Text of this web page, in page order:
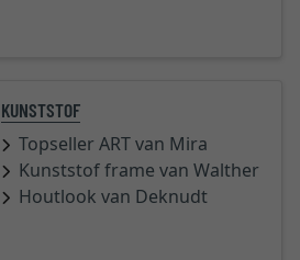
KUNSTSTOF
Topseller ART van Mira
Kunststof frame van Walther
Houtlook van Deknudt